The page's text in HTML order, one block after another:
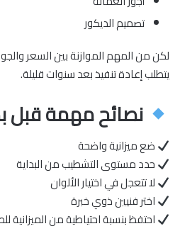
تصميم الديكور
لكن من المهم الموازنة بين السعر
يتطلب إعادة تنفيذ بعد سنوات قليلة.
نصائح مهمة قبل
ضع ميزانية واضحة
حدد مستوى التشطيب من البداية
لا تتعجل في اختيار الألوان
اختر فنيين ذوي خبرة
احتفظ بنسبة احتياطية من الميزانية